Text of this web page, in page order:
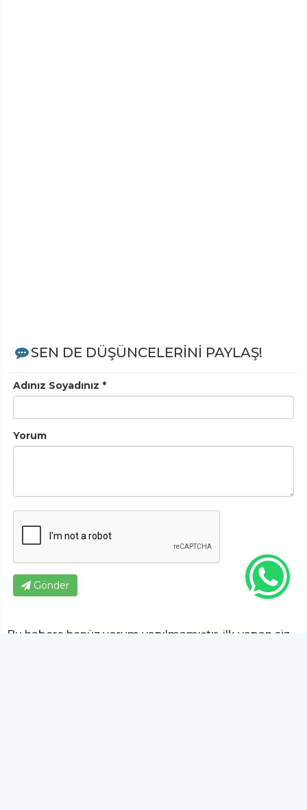
SEN DE DÜŞÜNCELERİNİ PAYLAŞ!
Adınız Soyadınız *
Yorum
Gönder
Bu habere henüz yorum yapılmamıştır, ilk yapan siz